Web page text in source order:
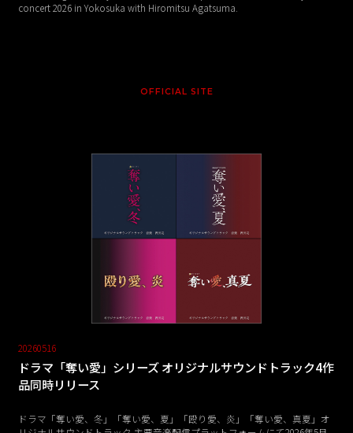
concert 2026 in Yokosuka with Hiromitsu Agatsuma.
OFFICIAL SITE
20260516
ドラマ「奪い愛」シリーズ オリジナルサウンドトラック4作
品同時リリース
ドラマ「奪い愛、冬」「奪い愛、夏」「殴り愛、炎」「奪い愛、真夏」オ